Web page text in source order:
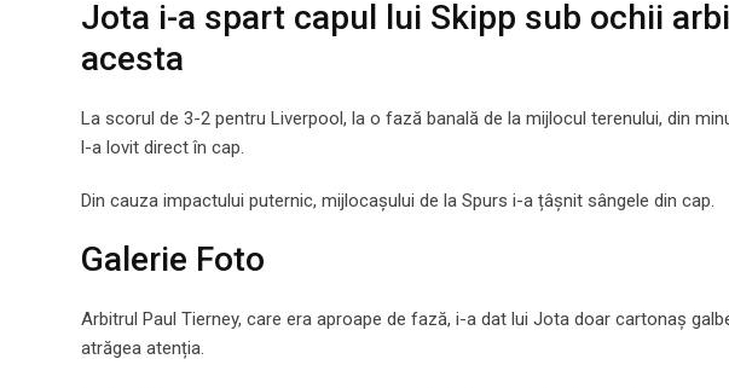
Jota i-a spart capul lui Skipp sub ochii
acesta
La scorul de 3-2 pentru Liverpool, la o fază banală de la mijlocul terenului, din
l-a lovit direct în cap.
Din cauza impactului puternic, mijlocașului de la Spurs i-a țâșnit sângele din cap.
Galerie Foto
Arbitrul Paul Tierney, care era aproape de fază, i-a dat lui Jota doar cartonaș
atrăgea atenția.